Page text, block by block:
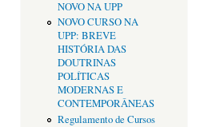
NOVO NA UPP
NOVO CURSO NA
UPP: BREVE
HISTÓRIA DAS
DOUTRINAS
POLÍTICAS
MODERNAS E
CONTEMPORÂNEAS
Regulamento de Cursos